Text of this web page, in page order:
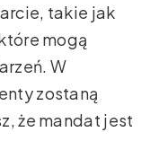
takie jak
mogą
W
zostaną
że mandat jest